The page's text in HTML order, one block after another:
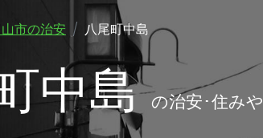
市の治安 八尾町中島
中島の治安･住み